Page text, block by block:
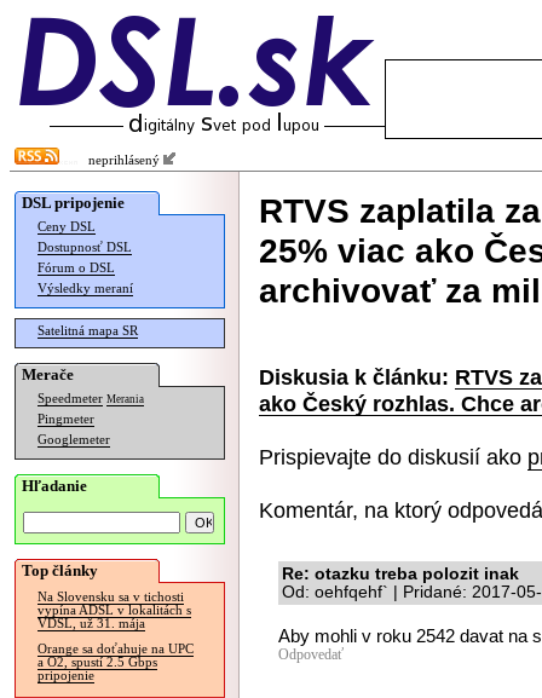
neprihlásený
DSL pripojenie
Ceny DSL
Dostupnosť DSL
Fórum o DSL
Výsledky meraní
Satelitná mapa SR
Merače
Speedmeter Merania
Pingmeter
Googlemeter
Hľadanie
Top články
Na Slovensku sa v tichosti
vypína ADSL v lokalitách s
VDSL, už 31. mája
Orange sa doťahuje na UPC
a O2, spustí 2.5 Gbps
pripojenie
RTVS zaplatila
25% viac ako
archivovať za
Diskusia k článku: RTVS
ako Český rozhlas. Chce
Prispievajte do diskusií ako
Komentár, na ktorý
Re: otazku treba polozit inak
Od: oehfqehf` | Pridané: 2017-
Aby mohli v roku 2542 davat na
Odpovedať